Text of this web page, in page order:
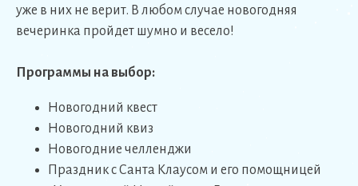
уже в них не верит. В любом случае новогодняя
вечеринка пройдет шумно и весело!
Программы на выбор:
Новогодний квест
Новогодний квиз
Новогодние челленджи
Праздник с Санта Клаусом и его помощницей